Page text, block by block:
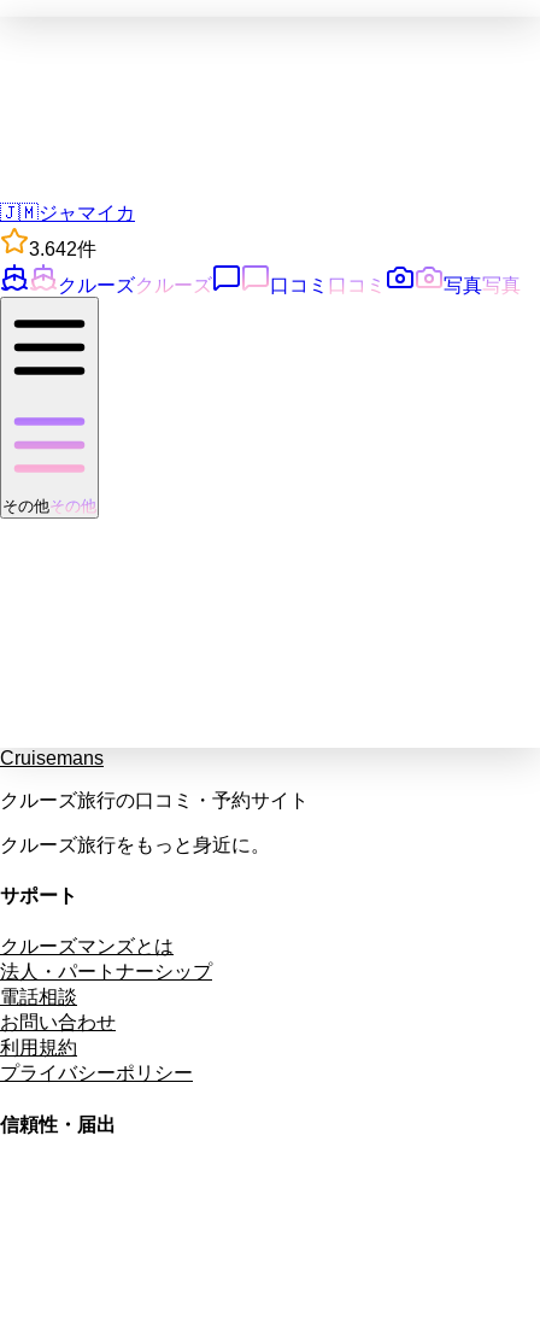
🇯🇲ジャマイカ
3.642件
クルーズクルーズ 口コミ 口コミ 写真写真
その他その他
Cruisemans
クルーズ旅行の口コミ・予約サイト
クルーズ旅行をもっと身近に。
サポート
クルーズマンズとは
法人・パートナーシップ
電話相談
お問い合わせ
利用規約
プライバシーポリシー
信頼性・届出